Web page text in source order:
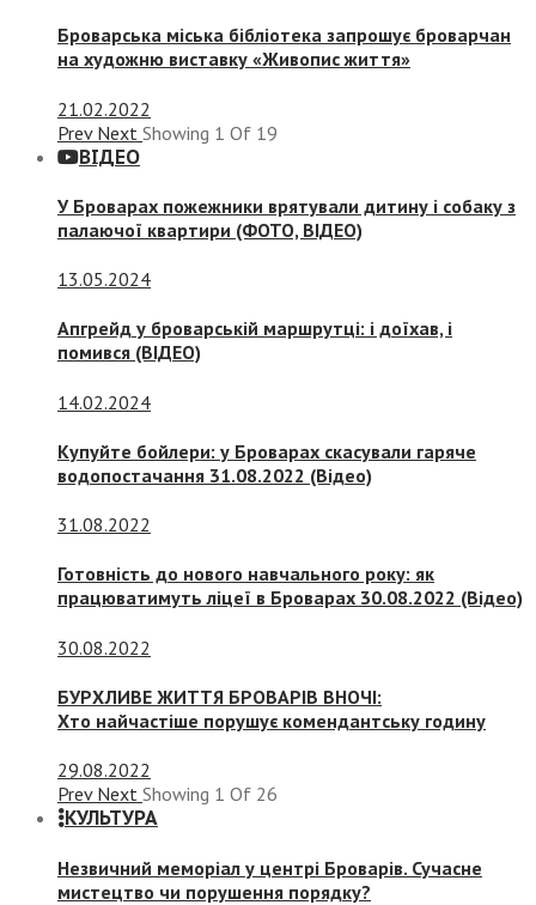
Броварська міська бібліотека запрошує броварчан
на художню виставку «Живопис життя»
21.02.2022
Prev Next Showing 1 Of 19
ВІДЕО
У Броварах пожежники врятували дитину і собаку з
палаючої квартири (ФОТО, ВІДЕО)
13.05.2024
Апгрейд у броварській маршрутці: і доїхав, і
помився (ВІДЕО)
14.02.2024
Купуйте бойлери: у Броварах скасували гаряче
водопостачання 31.08.2022 (Відео)
31.08.2022
Готовність до нового навчального року: як
працюватимуть ліцеї в Броварах 30.08.2022 (Відео)
30.08.2022
БУРХЛИВЕ ЖИТТЯ БРОВАРІВ ВНОЧІ:
Хто найчастіше порушує комендантську годину
29.08.2022
Prev Next Showing 1 Of 26
КУЛЬТУРА
Незвичний меморіал у центрі Броварів. Сучасне
мистецтво чи порушення порядку?